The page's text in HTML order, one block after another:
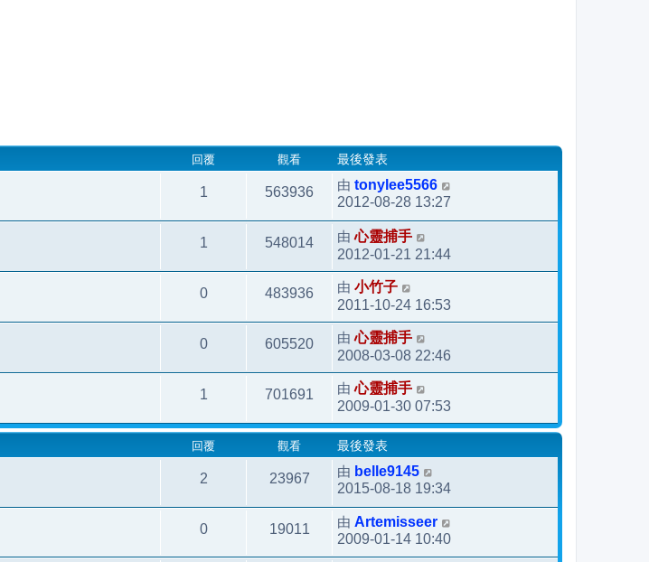
回覆 觀看 最後發表
1 563936 由 tonylee5566
2012-08-28 13:27
1 548014 由心靈捕手
2012-01-21 21:44
0 483936 由 小竹子
2011-10-24 16:53
0 605520 由心靈捕手
2008-03-08 22:46
1 701691 由心靈捕手
2009-01-30 07:53
回覆 觀看 最後發表
2 23967 由 belle9145
2015-08-18 19:34
0 19011 由 Artemisseer
2009-01-14 10:40